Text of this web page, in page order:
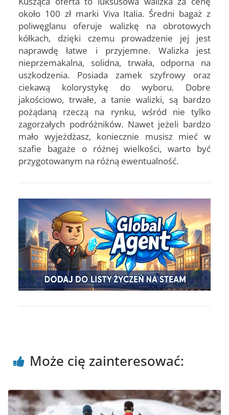
około 100 zł marki Viva Italia. Średni bagaż z
poliwęglanu oferuje walizkę na obrotowych
kółkach, dzięki czemu prowadzenie jej jest
naprawdę łatwe i przyjemne. Walizka jest
nieprzemakalna, solidna, trwała, odporna na
uszkodzenia. Posiada zamek szyfrowy oraz
ciekawą kolorystykę do wyboru. Dobre
jakościowo, trwałe, a tanie walizki, są bardzo
pożądaną rzeczą na rynku, wśród nie tylko
zagorzałych podróżników. Nawet jeżeli bardzo
mało wyjeżdżasz, koniecznie musisz mieć w
szafie bagaże o różnej wielkości, warto być
przygotowanym na różną ewentualność.
Może cię zainteresować: